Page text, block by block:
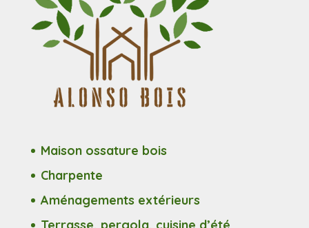
Maison ossature bois
Charpente
Aménagements extérieurs